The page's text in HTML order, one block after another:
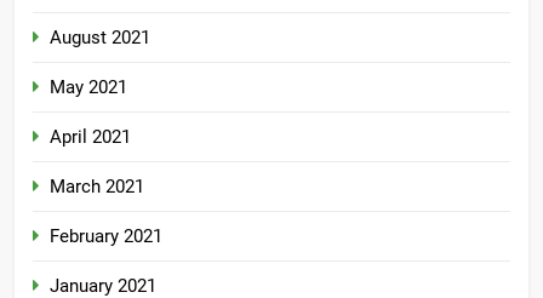
August 2021
May 2021
April 2021
March 2021
February 2021
January 2021